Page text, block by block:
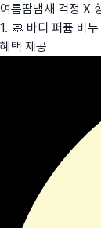
여름땀냄새 걱정 X
1. 🧼 바디 퍼퓸 비
혜택 제공